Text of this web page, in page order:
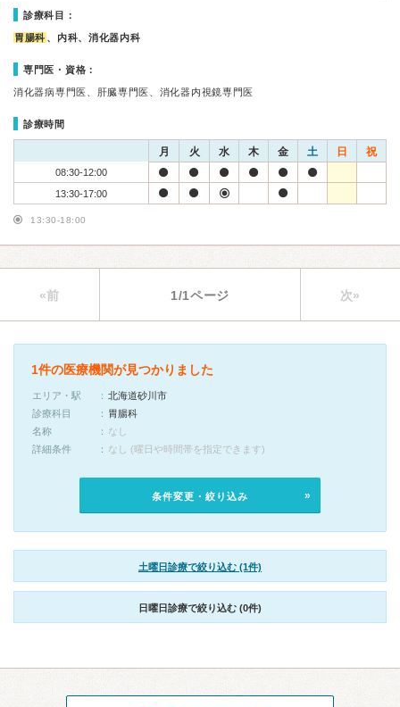
診療科目：
胃腸科 、内科、消化器内科
専門医・資格：
消化器病専門医、肝臓専門医、消化器内視鏡専門医
診療時間
月 火 水 木 金 土 日 祝
08:30-12:00
13:30-17:00
13:30-18:00
«前 1/1ページ 次»
1件の医療機関が見つかりました
エリア・駅
北海道砂川市
診療科目
胃腸科
名称
なし
詳細条件
なし (曜日や時間帯を指定できます)
条件変更・絞り込み
土曜日診療で絞り込む (1件)
日曜日診療で絞り込む (0件)